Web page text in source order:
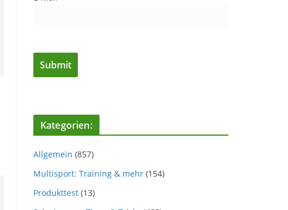
Kategorien:
Allgemein (857)
Multisport: Training & mehr (154)
Produkttest (13)